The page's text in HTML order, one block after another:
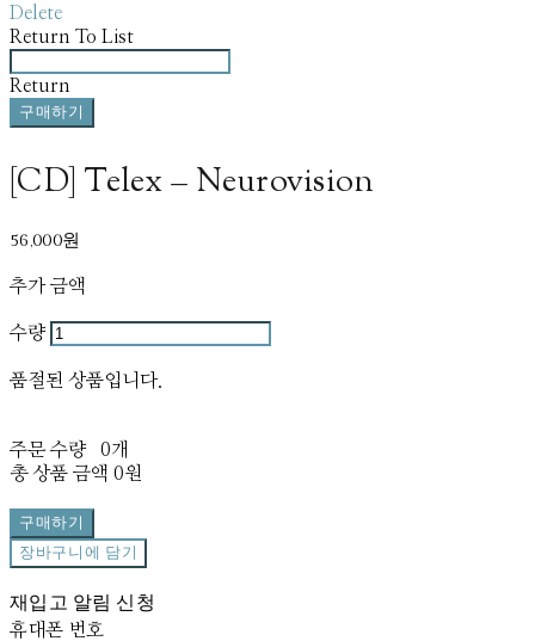
Delete
Return To List
Return
구매하기
[CD] Telex – Neurovision
56,000원
추가 금액
수량
품절된 상품입니다.
주문 수량
0개
총 상품 금액 0원
구매하기
장바구니에 담기
재입고 알림 신청
휴대폰 번호